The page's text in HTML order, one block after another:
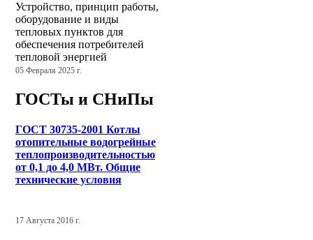
Устройство, принцип работы,
оборудование и виды
тепловых пунктов для
обеспечения потребителей
тепловой энергией
05 Февраля 2025 г.
ГОСТы и СНиПы
ГОСТ 30735-2001 Котлы
отопительные водогрейные
теплопроизводительностью
от 0,1 до 4,0 МВт. Общие
технические условия
17 Августа 2016 г.